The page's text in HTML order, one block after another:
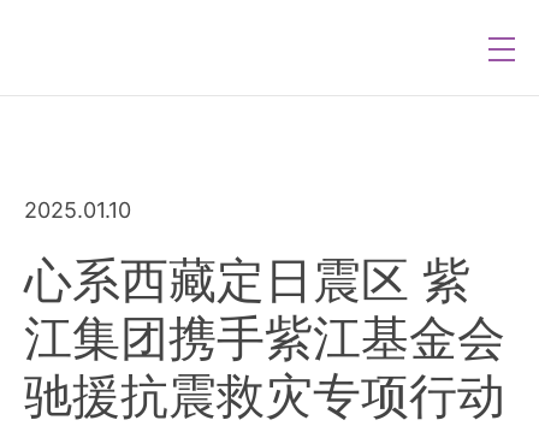
2025.01.10
心系西藏定日震区 紫
江集团携手紫江基金会
驰援抗震救灾专项行动